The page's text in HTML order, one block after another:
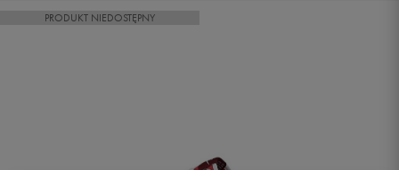
PRODUKT NIEDOSTĘPNY